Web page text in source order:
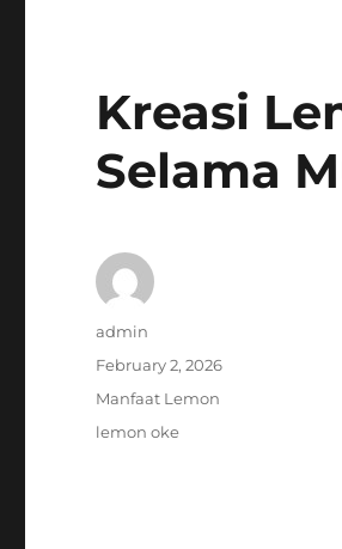
Kreasi
Selama
Author
admin
Posted
February 2, 2026
Categories
Manfaat Lemon
Tags
lemon oke